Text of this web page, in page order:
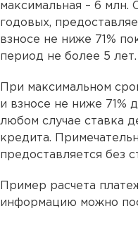
максимальная – 6 млн.
годовых,
взносе не ниже 71%
период не более 5 лет.
При максимальном
и взносе не ниже 71%
любом случае ставка
кредита.
предоставляется без
Пример расчета
информацию можно